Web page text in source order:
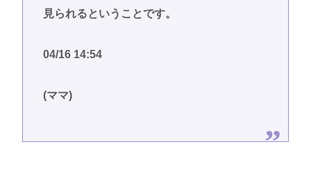
見られるということです。
04/16 14:54
(ママ)